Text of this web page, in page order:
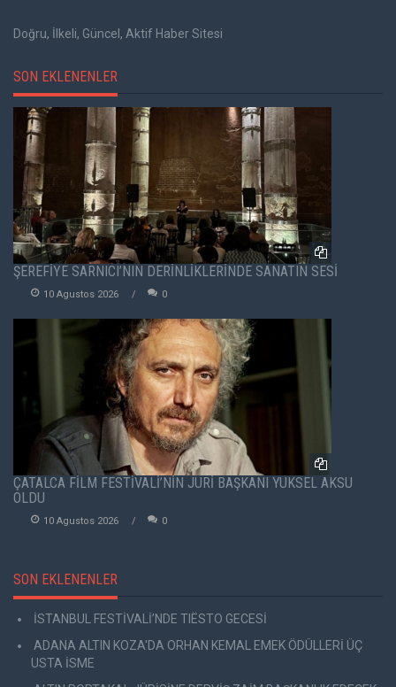
Doğru, İlkeli, Güncel, Aktif Haber Sitesi
SON EKLENENLER
ŞEREFİYE SARNICI’NIN DERİNLİKLERİNDE SANATIN SESİ
10 Agustos 2026 0
ÇATALCA FİLM FESTİVALİ’NİN JÜRİ BAŞKANI YÜKSEL AKSU
OLDU
10 Agustos 2026 0
SON EKLENENLER
İSTANBUL FESTİVALİ’NDE TIËSTO GECESİ
ADANA ALTIN KOZA'DA ORHAN KEMAL EMEK ÖDÜLLERİ ÜÇ
USTA İSME